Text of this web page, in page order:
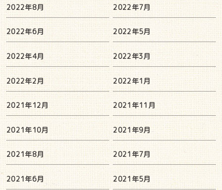
2022年8月 2022年7月
2022年6月 2022年5月
2022年4月 2022年3月
2022年2月 2022年1月
2021年12月 2021年11月
2021年10月 2021年9月
2021年8月 2021年7月
2021年6月 2021年5月